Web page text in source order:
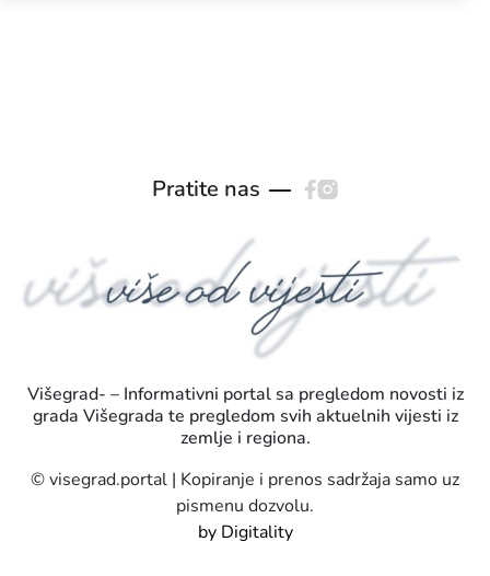
Pratite nas
Višegrad- – Informativni portal sa pregledom novosti iz
grada Višegrada te pregledom svih aktuelnih vijesti iz
zemlje i regiona.
© visegrad.portal | Kopiranje i prenos sadržaja samo uz
pismenu dozvolu.
by Digitality